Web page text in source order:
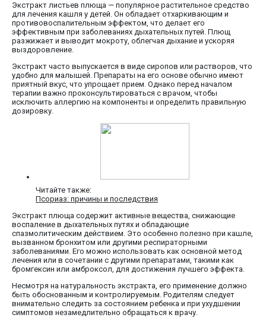
Экстракт листьев плюща — популярное растительное средство
для лечения кашля у детей. Он обладает отхаркивающим и
противовоспалительным эффектом, что делает его
эффективным при заболеваниях дыхательных путей. Плющ
разжижает и выводит мокроту, облегчая дыхание и ускоряя
выздоровление.
Экстракт часто выпускается в виде сиропов или растворов, что
удобно для малышей. Препараты на его основе обычно имеют
приятный вкус, что упрощает прием. Однако перед началом
терапии важно проконсультироваться с врачом, чтобы
исключить аллергию на компоненты и определить правильную
дозировку.
Читайте также:
Псориаз: причины и последствия
Экстракт плюща содержит активные вещества, снижающие
воспаление в дыхательных путях и обладающие
спазмолитическим действием. Это особенно полезно при кашле,
вызванном бронхитом или другими респираторными
заболеваниями. Его можно использовать как основной метод
лечения или в сочетании с другими препаратами, такими как
бромгексин или амброксол, для достижения лучшего эффекта.
Несмотря на натуральность экстракта, его применение должно
быть обоснованным и контролируемым. Родителям следует
внимательно следить за состоянием ребенка и при ухудшении
симптомов незамедлительно обращаться к врачу.